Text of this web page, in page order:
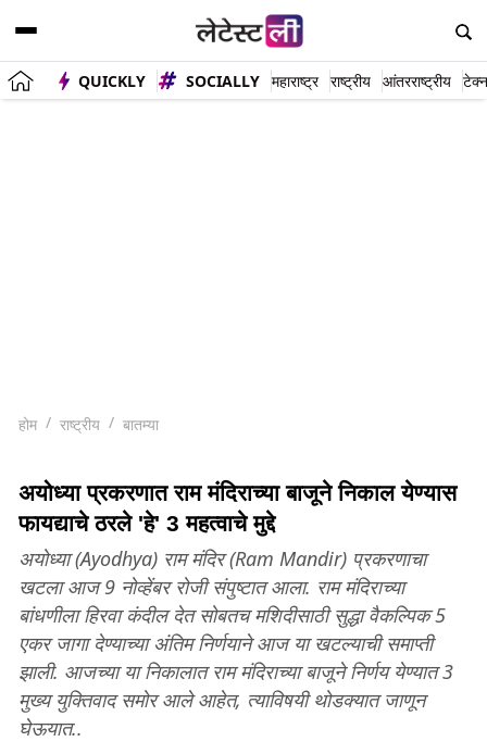
QUICKLY SOCIALLY महाराष्ट्र राष्ट्रीय आंतरराष्ट्रीय
होम राष्ट्रीय बातम्या
अयोध्या प्रकरणात राम मंदिराच्या बाजूने निकाल येण्यास
फायद्याचे ठरले 'हे' 3 महत्वाचे मुद्दे
अयोध्या (Ayodhya) राम मंदिर (Ram Mandir) प्रकरणाचा
खटला आज 9 नोव्हेंबर रोजी संपुष्टात आला. राम मंदिराच्या
बांधणीला हिरवा कंदील देत सोबतच मशिदीसाठी सुद्धा वैकल्पिक 5
एकर जागा देण्याच्या अंतिम निर्णयाने आज या खटल्याची समाप्ती
झाली. आजच्या या निकालात राम मंदिराच्या बाजूने निर्णय येण्यात 3
मुख्य युक्तिवाद समोर आले आहेत, त्याविषयी थोडक्यात जाणून
घेऊयात..